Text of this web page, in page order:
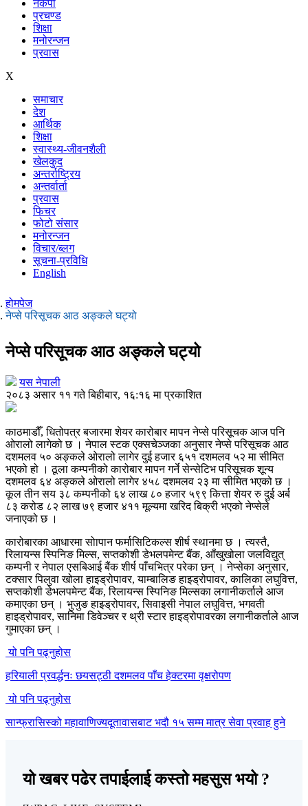
नेकपा
प्रचण्ड
शिक्षा
मनोरन्जन
प्रवास
X
समाचार
देश
आर्थिक
शिक्षा
स्वास्थ्य-जीवनशैली
खेलकुद
अन्तर्राष्ट्रिय
अन्तर्वार्ता
प्रवास
फिचर
फोटो संसार
मनोरन्जन
विचार/ब्लग
सूचना-प्रविधि
English
होमपेज
नेप्से परिसूचक आठ अङ्कले घट्यो
नेप्से परिसूचक आठ अङ्कले घट्यो
यस नेपाली
२०८३ असार ११ गते बिहीबार, १६:१६ मा प्रकाशित
काठमाडौँ, धितोपत्र बजारमा शेयर कारोबार मापन नेप्से परिसूचक आज पनि
ओरालो लागेको छ । नेपाल स्टक एक्सचेञ्जका अनुसार नेप्से परिसूचक आठ
दशमलव ५० अङ्कले ओरालो लागेर दुई हजार ६५१ दशमलव ५२ मा सीमित
भएको हो । ठूला कम्पनीको कारोबार मापन गर्ने सेन्सेटिभ परिसूचक शून्य
दशमलव ६४ अङ्कले ओरालो लागेर ४५८ दशमलव २३ मा सीमित भएको छ ।
कूल तीन सय ३८ कम्पनीको ६४ लाख ८० हजार ५९९ कित्ता शेयर रु दुई अर्ब
८३ करोड ८२ लाख ७९ हजार ४११ मूल्यमा खरिद बिक्री भएको नेप्सेले
जनाएको छ ।
कारोबारका आधारमा सोापान फर्मासिटिकल्स शीर्ष स्थानमा छ । त्यस्तै,
रिलायन्स स्पिनिङ मिल्स, सप्तकोशी डेभलपमेन्ट बैंक, आँखुखोला जलविद्युत्
कम्पनी र नेपाल एसबिआई बैंक शीर्ष पाँचभित्र परेका छन् । नेप्सेका अनुसार,
टक्सार पिलुवा खोला हाइड्रोपावर, याम्बालिङ हाइड्रोपावर, कालिका लघुवित्त,
सप्तकोशी डेभलपमेन्ट बैंक, रिलायन्स स्पिनिङ मिल्सका लगानीकर्ताले आज
कमाएका छन् । भुजुङ हाइड्रोपावर, सिवाइसी नेपाल लघुवित्त, भगवती
हाइड्रोपावर, सानिमा डिवेञ्चर र थ्री स्टार हाइड्रोपावरका लगानीकर्ताले आज
गुमाएका छन् ।
यो पनि पढ्नुहोस
हरियाली प्रवर्द्धनः छयसट्ठी दशमलव पाँच हेक्टरमा वृक्षरोपण
यो पनि पढ्नुहोस
सान्फ्रासिस्को महावाणिज्यदूतावासबाट भदौ १५ सम्म मात्र सेवा प्रवाह हुने
यो खबर पढेर तपाईलाई कस्तो महसुस भयो ?